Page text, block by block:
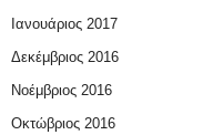
Ιανουάριος 2017
Δεκέμβριος 2016
Νοέμβριος 2016
Οκτώβριος 2016